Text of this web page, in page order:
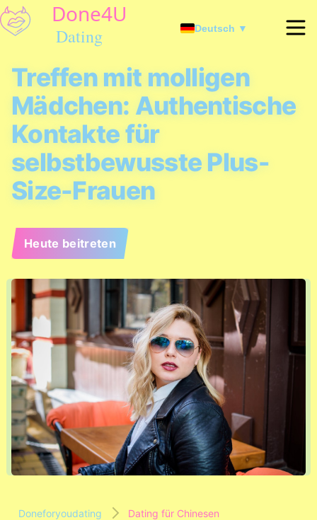
Deutsch ▼
Treffen mit molligen
Mädchen: Authentische
Kontakte für
selbstbewusste Plus-
Size-Frauen
Heute beitreten
Doneforyoudating Dating für Chinesen